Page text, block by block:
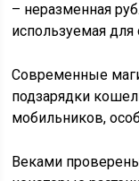
– неразменная
используемая для
Современные
подзарядки
мобильников,
Веками